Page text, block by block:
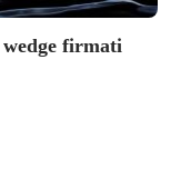
firmati